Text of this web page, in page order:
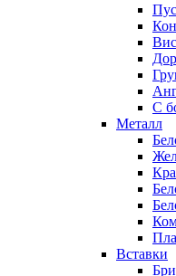
С
Металл
Вставки